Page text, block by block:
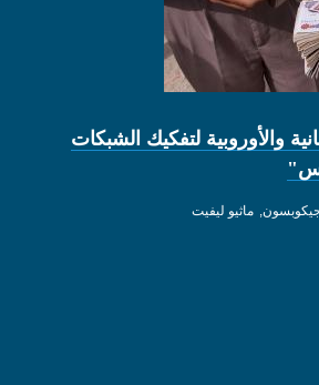
والأوروبية لتفكيك الشبكات
ماثيو ليفيت